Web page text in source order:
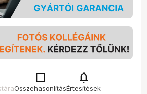
check_box_outline_blank
Összehasonlítás
notifications
Értesítések